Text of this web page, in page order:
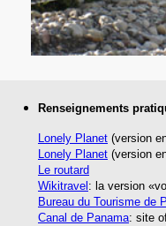
Renseignements
Lonely Planet (version
Lonely Planet (version
Le routard
Wikitravel : la version
Bureau du Tourisme de
Canal de Panama: site